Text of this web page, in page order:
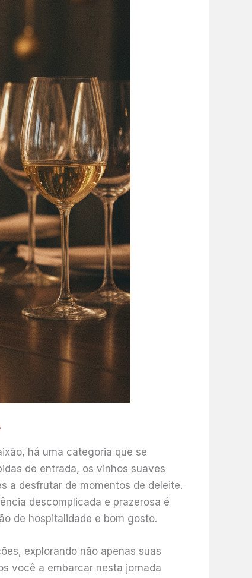
há uma categoria que se
de entrada, os vinhos suaves
a desfrutar de momentos de deleite.
descomplicada e prazerosa é
de hospitalidade e bom gosto.
explorando não apenas suas
você a embarcar nesta jornada